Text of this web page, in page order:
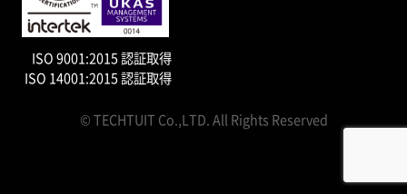
ISO 9001:2015 認証取得
ISO 14001:2015 認証取得
© TECHTUIT Co.,LTD. All Rights Reserved